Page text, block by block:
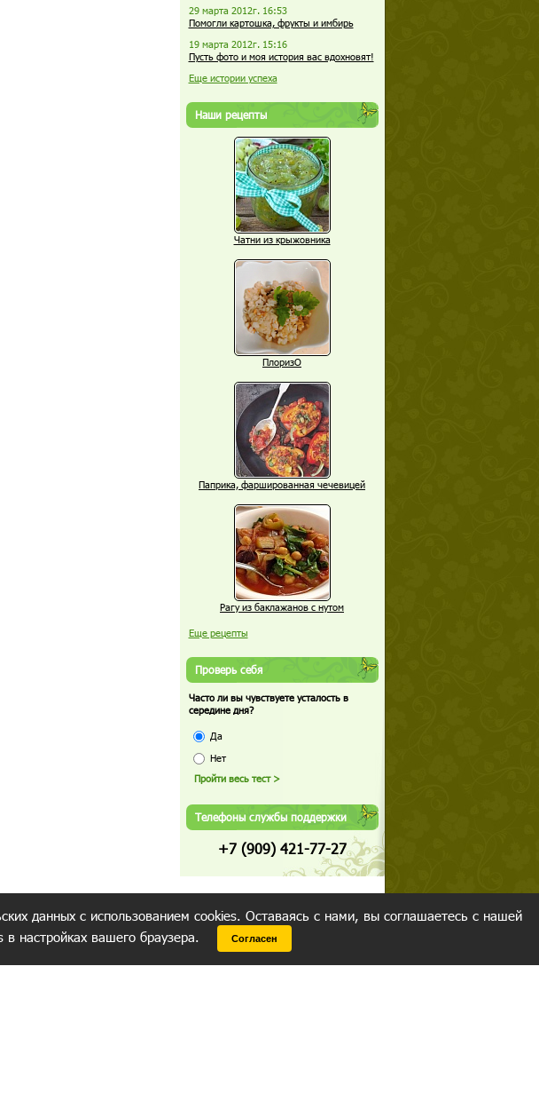
29 марта 2012г. 16:53
Помогли картошка, фрукты и имбирь
19 марта 2012г. 15:16
Пусть фото и моя история вас вдохновят!
Еще истории успеха
Наши рецепты
Чатни из крыжовника
ПлоризО
Паприка, фаршированная чечевицей
Рагу из баклажанов с нутом
Еще рецепты
Проверь себя
Часто ли вы чувствуете усталость в
середине дня?
Да
Нет
Телефоны службы поддержки
+7 (909) 421-77-27
данных с использованием cookies. Оставаясь с нами, вы соглашаетесь с нашей
настройках вашего браузера. Согласен